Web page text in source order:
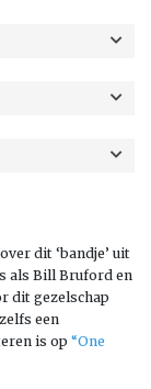
dit ‘bandje’ uit
als Bill Bruford en
dit gezelschap
een
is op “One